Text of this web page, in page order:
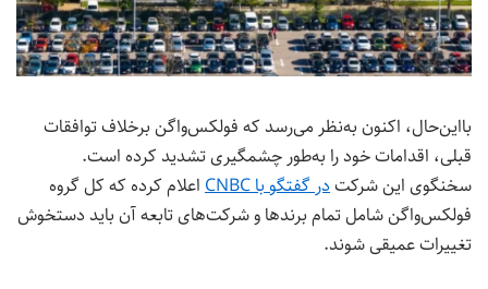
با‌این‌حال، اکنون به‌نظر می‌رسد که فولکس‌واگن برخلاف توافقات
قبلی، اقدامات خود را به‌طور چشمگیری تشدید کرده است.
سخنگوی این شرکتدر گفتگو با CNBC
اعلام کرده که کل گروه
فولکس‌واگن شامل تمام برندها و شرکت‌های تابعه آن باید دستخوش
تغییرات عمیقی شوند.